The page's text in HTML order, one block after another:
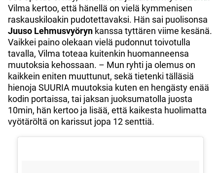
Vilma kertoo, että hänellä on vielä kymmenisen
raskauskiloakin pudotettavaksi. Hän sai puolisonsa
Juuso Lehmusvyöryn kanssa tyttären viime kesänä.
Vaikkei paino olekaan vielä pudonnut toivotulla
tavalla, Vilma toteaa kuitenkin huomanneensa
muutoksia kehossaan. – Mun ryhti ja olemus on
kaikkein eniten muuttunut, sekä tietenki tälläsiä
hienoja SUURIA muutoksia kuten en hengästy enää
kodin portaissa, tai jaksan juoksumatolla juosta
10min, hän kertoo ja lisää, että kaikesta huolimatta
vyötäröltä on karissut jopa 12 senttiä.